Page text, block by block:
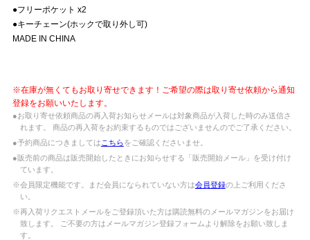
●フリーポケット x2
●キーチェーン(ホックで取り外し可)
MADE IN CHINA
※在庫が無くてもお取り寄せできます！ご希望の際は取り寄せ依頼から通知
登録をお願いいたします。
●お取り寄せ依頼商品の再入荷お知らせメールは対象商品が入荷した時のみ送信さ
れます。 商品の再入荷をお約束するものではございませんのでご了承ください。
●予約商品につきましては こちらをご確認くださいませ。
●販売前の商品は販売開始したときにお知らせする「販売開始メール」を受け付け
ています。
※会員限定機能です。まだ会員になられていない方は会員登録の上ご利用くださ
い。
※再入荷リクエストメールをご登録頂いた方は購読無料のメールマガジンをお届け
致します。 ご不要の方はメールマガジン登録フォームより解除をお願い致しま
す。